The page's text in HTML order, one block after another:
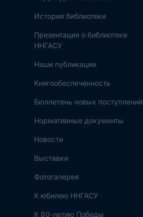
История библиотеки
Презентация о библиотеке
ННГАСУ
Наши публикации
Книгообеспеченность
Бюллетень новых поступлений
Нормативные документы
Новости
Выставки
Фотогалерея
К юбилею ННГАСУ
К 80-летию Победы